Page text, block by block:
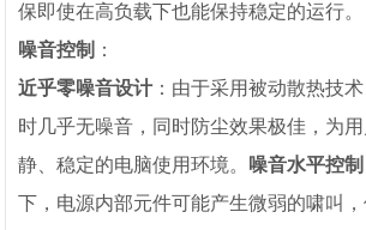
保即使在高负载下也能保持稳定的运行。
噪音控制 ：
近乎零噪音设计：由于采用被动散热技
时几乎无噪音，同时防尘效果极佳，为
静、稳定的电脑使用环境。 噪音水平控制
下，电源内部元件可能产生微弱的啸叫